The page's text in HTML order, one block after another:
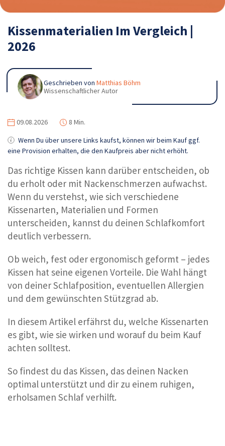
Kissenmaterialien Im Vergleich |
2026
Geschrieben von Matthias Böhm
Wissenschaftlicher Autor
09.08.2026
8 Min.
Wenn Du über unsere Links kaufst, können wir beim Kauf ggf.
eine Provision erhalten, die den Kaufpreis aber nicht erhöht.
Das richtige Kissen kann darüber entscheiden, ob
du erholt oder mit Nackenschmerzen aufwachst.
Wenn du verstehst, wie sich verschiedene
Kissenarten, Materialien und Formen
unterscheiden, kannst du deinen Schlafkomfort
deutlich verbessern.
Ob weich, fest oder ergonomisch geformt – jedes
Kissen hat seine eigenen Vorteile. Die Wahl hängt
von deiner Schlafposition, eventuellen Allergien
und dem gewünschten Stützgrad ab.
In diesem Artikel erfährst du, welche Kissenarten
es gibt, wie sie wirken und worauf du beim Kauf
achten solltest.
So findest du das Kissen, das deinen Nacken
optimal unterstützt und dir zu einem ruhigen,
erholsamen Schlaf verhilft.